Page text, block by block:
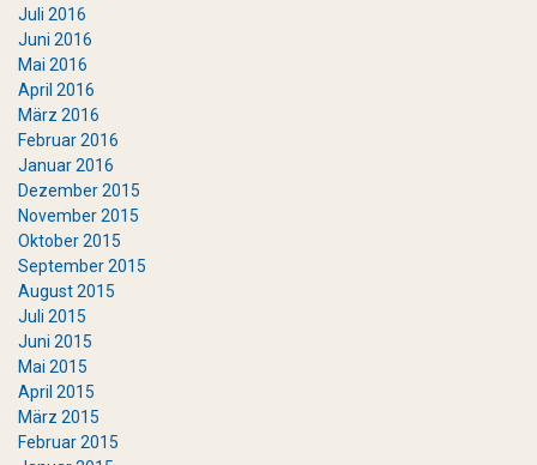
Juli 2016
Juni 2016
Mai 2016
April 2016
März 2016
Februar 2016
Januar 2016
Dezember 2015
November 2015
Oktober 2015
September 2015
August 2015
Juli 2015
Juni 2015
Mai 2015
April 2015
März 2015
Februar 2015